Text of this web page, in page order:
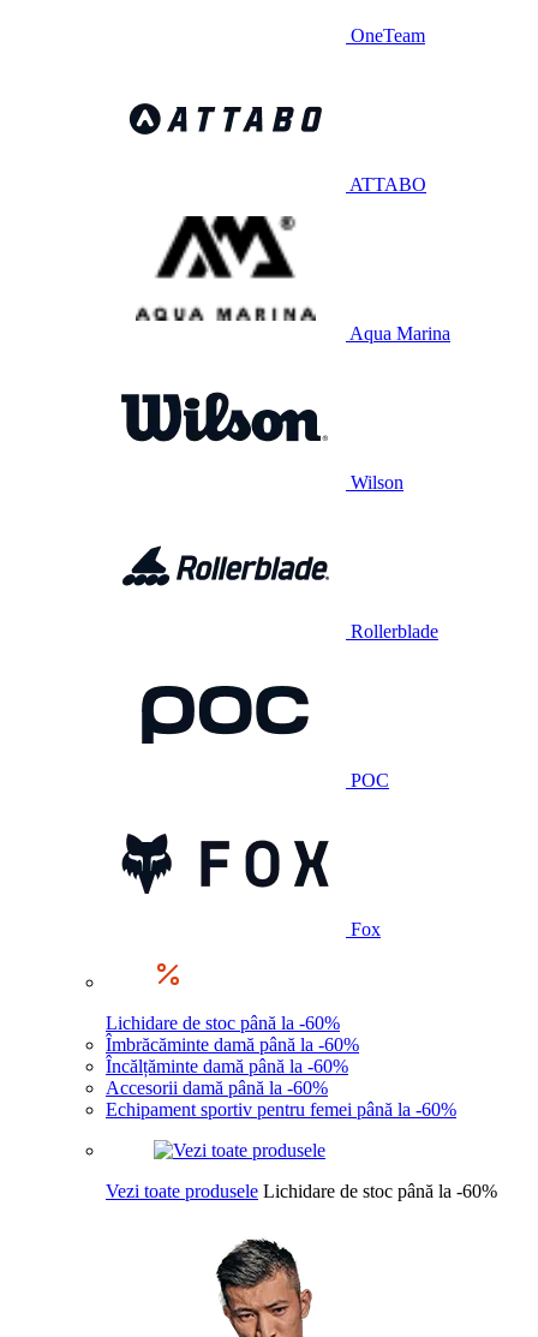
OneTeam
ATTABO
Aqua Marina
Wilson
Rollerblade
POC
Fox
Lichidare de stoc până la -60%
Îmbrăcăminte damă până la -60%
Încălțăminte damă până la -60%
Accesorii damă până la -60%
Echipament sportiv pentru femei până la -60%
Vezi toate produsele Lichidare de stoc până la -60%